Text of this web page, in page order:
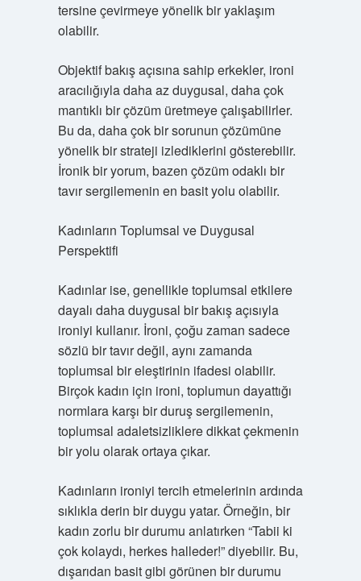
tersine çevirmeye yönelik bir yaklaşım
olabilir.
Objektif bakış açısına sahip erkekler, ironi
aracılığıyla daha az duygusal, daha çok
mantıklı bir çözüm üretmeye çalışabilirler.
Bu da, daha çok bir sorunun çözümüne
yönelik bir strateji izlediklerini gösterebilir.
İronik bir yorum, bazen çözüm odaklı bir
tavır sergilemenin en basit yolu olabilir.
Kadınların Toplumsal ve Duygusal
Perspektifi
Kadınlar ise, genellikle toplumsal etkilere
dayalı daha duygusal bir bakış açısıyla
ironiyi kullanır. İroni, çoğu zaman sadece
sözlü bir tavır değil, aynı zamanda
toplumsal bir eleştirinin ifadesi olabilir.
Birçok kadın için ironi, toplumun dayattığı
normlara karşı bir duruş sergilemenin,
toplumsal adaletsizliklere dikkat çekmenin
bir yolu olarak ortaya çıkar.
Kadınların ironiyi tercih etmelerinin ardında
sıklıkla derin bir duygu yatar. Örneğin, bir
kadın zorlu bir durumu anlatırken “Tabii ki
çok kolaydı, herkes halleder!” diyebilir. Bu,
dışarıdan basit gibi görünen bir durumu